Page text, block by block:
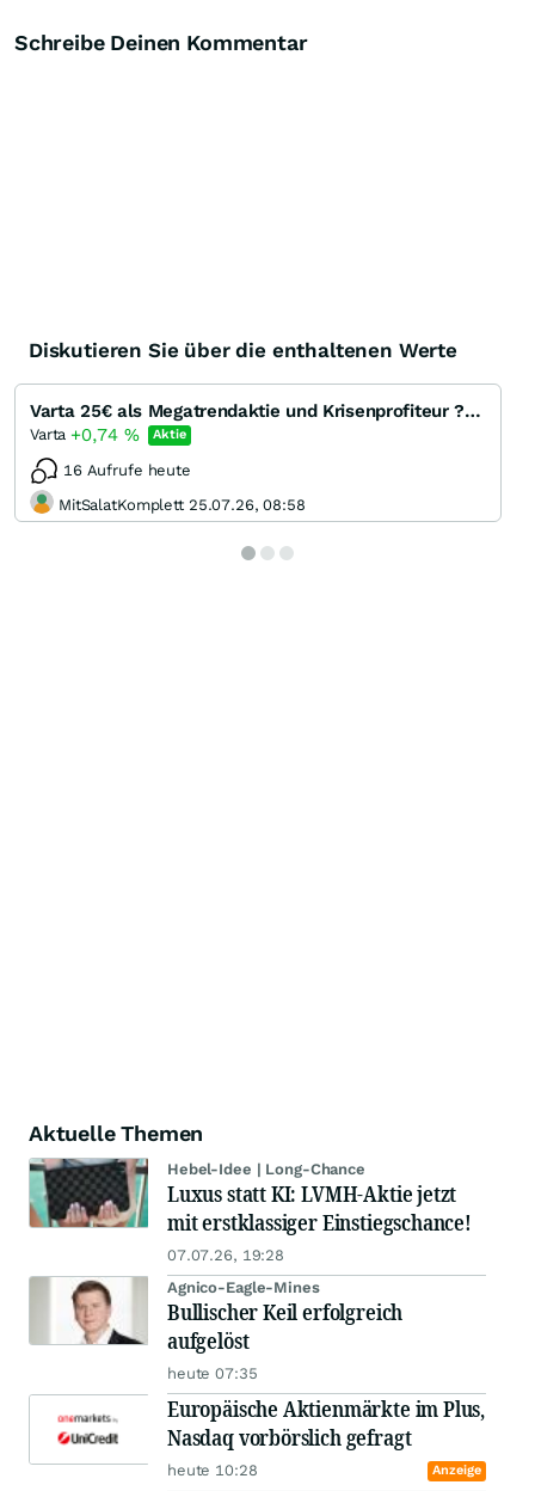
Schreibe Deinen Kommentar
Diskutieren Sie über die enthaltenen Werte
Varta 25€ als Megatrendaktie und Krisenprofiteur ? 100% Titel???
Varta +0,74 % Aktie
16 Aufrufe heute
MitSalatKomplett 25.07.26, 08:58
Aktuelle Themen
Hebel-Idee | Long-Chance
Luxus statt KI: LVMH-Aktie jetzt
mit erstklassiger Einstiegschance!
07.07.26, 19:28
Agnico-Eagle-Mines
Bullischer Keil erfolgreich
aufgelöst
heute 07:35
Europäische Aktienmärkte im Plus,
Nasdaq vorbörslich gefragt
heute 10:28 Anzeige